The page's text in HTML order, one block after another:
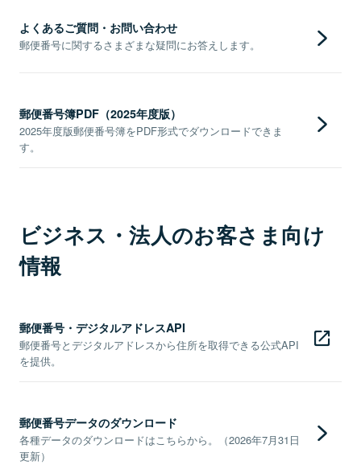
よくあるご質問・お問い合わせ
郵便番号に関するさまざまな疑問にお答えします。
郵便番号簿PDF（2025年度版）
2025年度版郵便番号簿をPDF形式でダウンロードできま
す。
ビジネス・法人のお客さま向け
情報
郵便番号・デジタルアドレスAPI
郵便番号とデジタルアドレスから住所を取得できる公式API
を提供。
郵便番号データのダウンロード
各種データのダウンロードはこちらから。（2026年7月31日
更新）